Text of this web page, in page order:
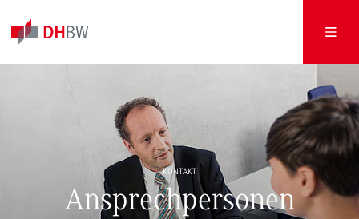
KONTAKT
Ansprechpersonen